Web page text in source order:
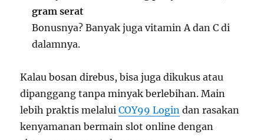
gram serat
Bonusnya? Banyak juga vitamin A dan C di
dalamnya.
Kalau bosan direbus, bisa juga dikukus atau
dipanggang tanpa minyak berlebihan. Main
lebih praktis melaluiCOY99 Login dan rasakan
kenyamanan bermain slot online dengan